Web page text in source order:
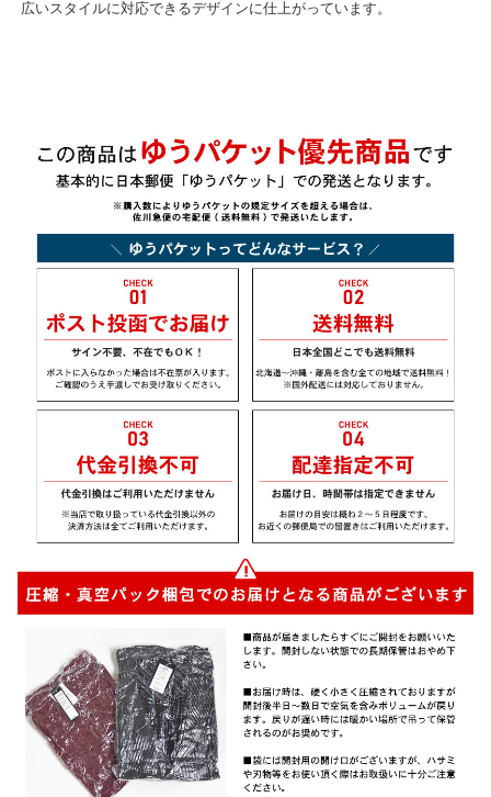
広いスタイルに対応できるデザインに仕上がっています。